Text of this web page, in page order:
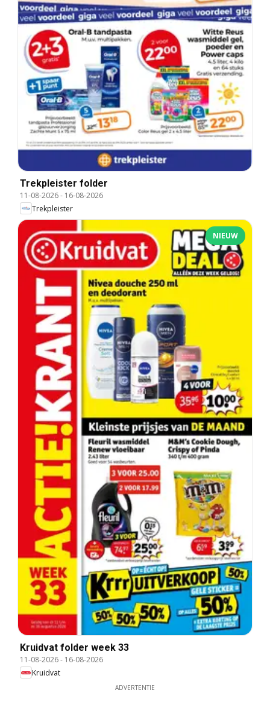
Trekpleister folder
11-08-2026- 16-08-2026
Trekpleister
NIEUW
Kruidvat folder week 33
11-08-2026- 16-08-2026
Kruidvat
ADVERTENTIE